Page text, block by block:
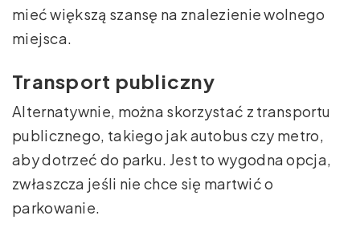
mieć większą szansę na znalezienie wolnego
miejsca.
Transport publiczny
Alternatywnie, można skorzystać z transportu
publicznego, takiego jak autobus czy metro,
aby dotrzeć do parku. Jest to wygodna opcja,
zwłaszcza jeśli nie chce się martwić o
parkowanie.